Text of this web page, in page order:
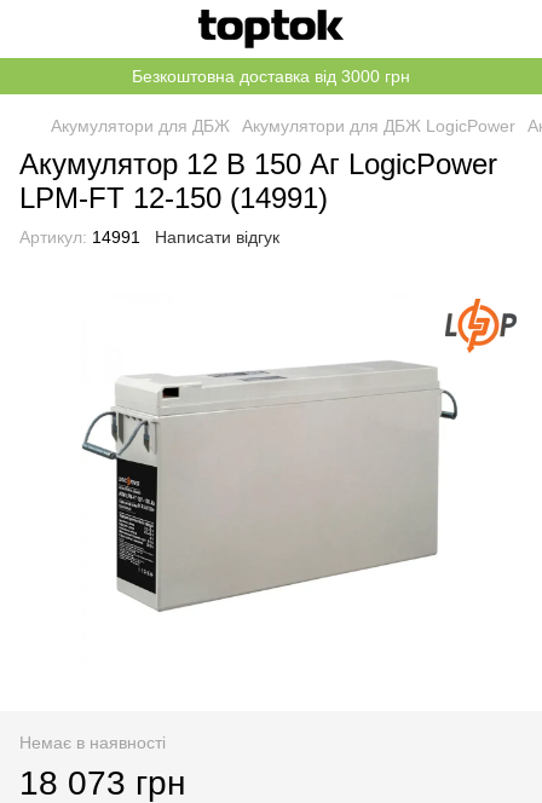
Безкоштовна доставка від 3000 грн
Акумулятори для ДБЖ Акумулятори для ДБЖ LogicPower
Акумулятор 12 В 150 Аг LogicPower
LPM-FT 12-150 (14991)
Артикул: 14991 Написати відгук
Немає в наявності
18 073 грн